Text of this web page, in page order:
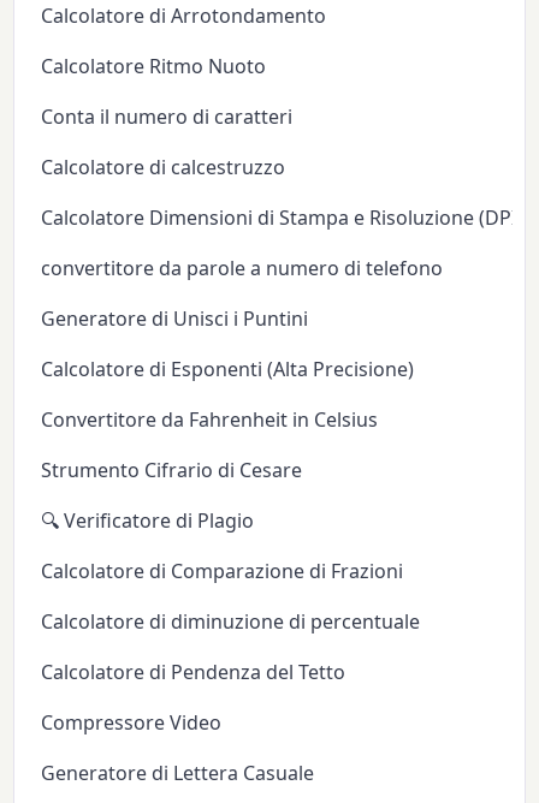
Calcolatore di Arrotondamento
Calcolatore Ritmo Nuoto
Conta il numero di caratteri
Calcolatore di calcestruzzo
Calcolatore Dimensioni di Stampa e Risoluzione (DPI/
convertitore da parole a numero di telefono
Generatore di Unisci i Puntini
Calcolatore di Esponenti (Alta Precisione)
Convertitore da Fahrenheit in Celsius
Strumento Cifrario di Cesare
🔍 Verificatore di Plagio
Calcolatore di Comparazione di Frazioni
Calcolatore di diminuzione di percentuale
Calcolatore di Pendenza del Tetto
Compressore Video
Generatore di Lettera Casuale